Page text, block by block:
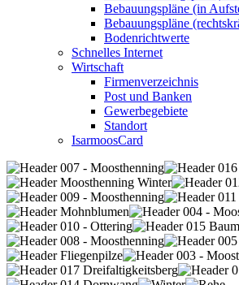
Bebauungspläne (in
Bebauungspläne
Bodenrichtwerte
Schnelles Internet
Wirtschaft
Firmenverzeichnis
Post und Banken
Gewerbegebiete
Standort
IsarmoosCard